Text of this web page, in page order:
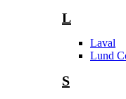
L
Laval
Lund
S